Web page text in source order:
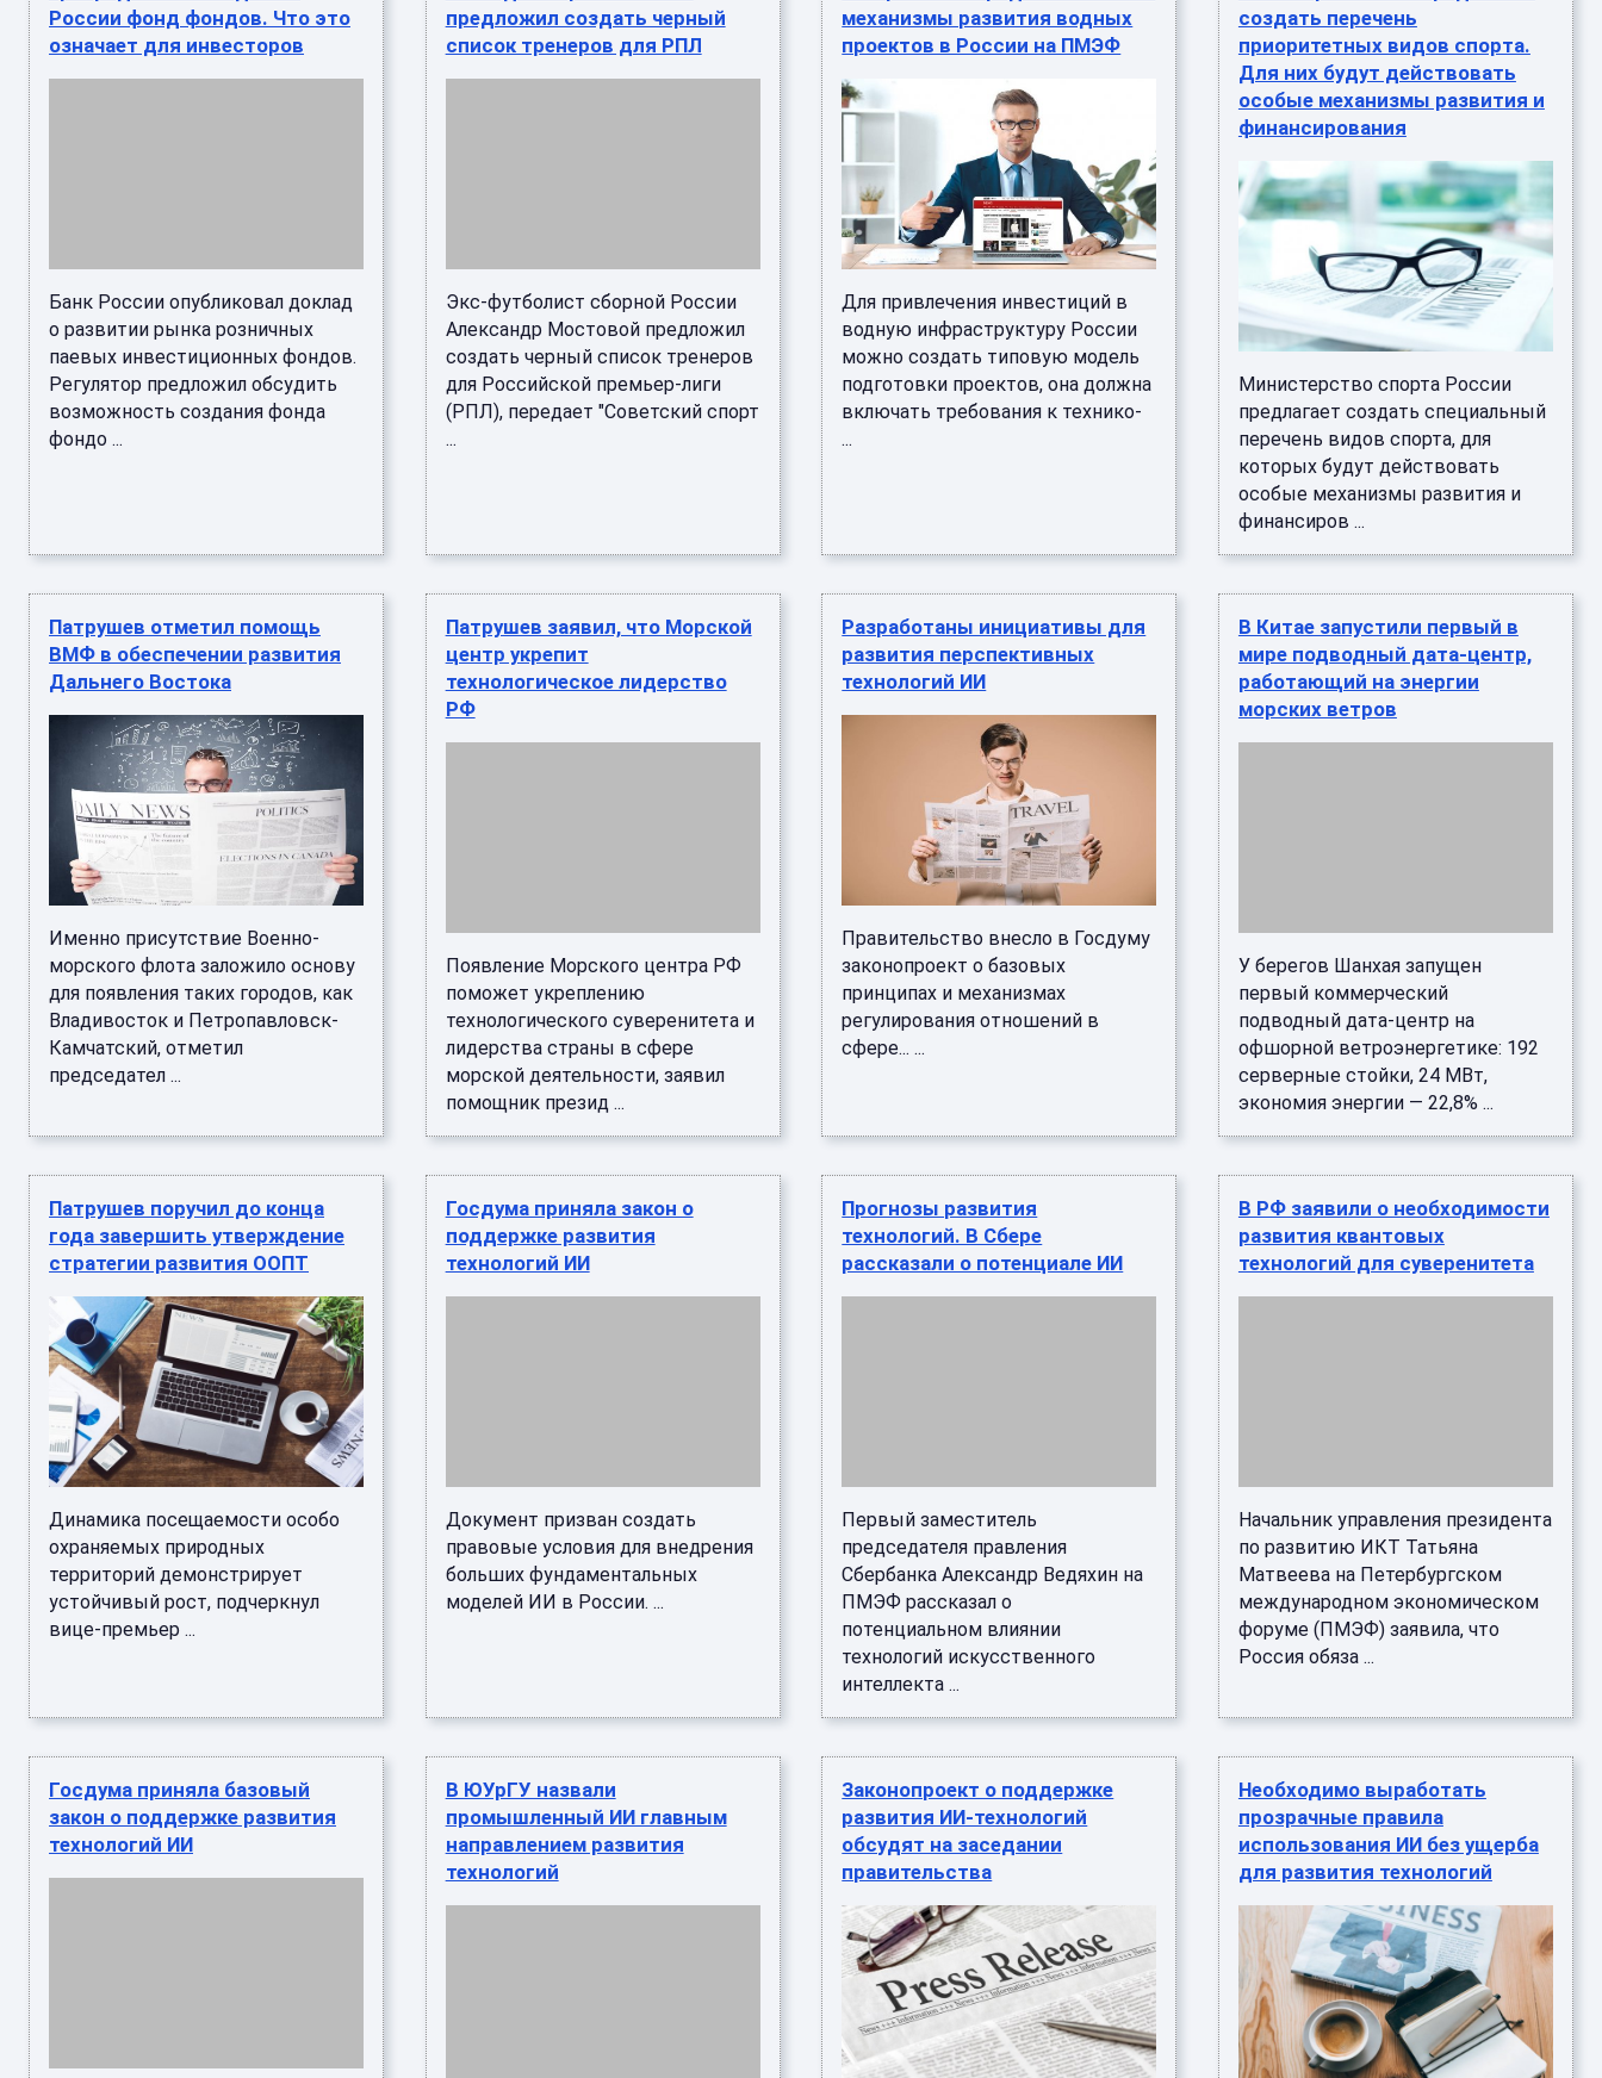
России фонд фондов. Что это
означает для инвесторов
Банк России опубликовал доклад
о развитии рынка розничных
паевых инвестиционных фондов.
Регулятор предложил обсудить
возможность создания фонда
фондо ...
предложил создать черный
список тренеров для РПЛ
Экс-футболист сборной России
Александр Мостовой предложил
создать черный список тренеров
для Российской премьер-лиги
(РПЛ), передает "Советский спорт
...
механизмы развития водных
проектов в России на ПМЭФ
Для привлечения инвестиций в
водную инфраструктуру России
можно создать типовую модель
подготовки проектов, она должна
включать требования к технико-
...
создать перечень
приоритетных видов спорта.
Для них будут действовать
особые механизмы развития и
финансирования
Министерство спорта России
предлагает создать специальный
перечень видов спорта, для
которых будут действовать
особые механизмы развития и
финансиров ...
Патрушев отметил помощь
ВМФ в обеспечении развития
Дальнего Востока
Именно присутствие Военно-
морского флота заложило основу
для появления таких городов, как
Владивосток и Петропавловск-
Камчатский, отметил
председател ...
Патрушев заявил, что Морской
центр укрепит
технологическое лидерство
РФ
Появление Морского центра РФ
поможет укреплению
технологического суверенитета и
лидерства страны в сфере
морской деятельности, заявил
помощник презид ...
Разработаны инициативы для
развития перспективных
технологий ИИ
Правительство внесло в Госдуму
законопроект о базовых
принципах и механизмах
регулирования отношений в
сфере... ...
В Китае запустили первый в
мире подводный дата-центр,
работающий на энергии
морских ветров
У берегов Шанхая запущен
первый коммерческий
подводный дата-центр на
офшорной ветроэнергетике: 192
серверные стойки, 24 МВт,
экономия энергии — 22,8% ...
Патрушев поручил до конца
года завершить утверждение
стратегии развития ООПТ
Динамика посещаемости особо
охраняемых природных
территорий демонстрирует
устойчивый рост, подчеркнул
вице-премьер ...
Госдума приняла закон о
поддержке развития
технологий ИИ
Документ призван создать
правовые условия для внедрения
больших фундаментальных
моделей ИИ в России. ...
Прогнозы развития
технологий. В Сбере
рассказали о потенциале ИИ
Первый заместитель
председателя правления
Сбербанка Александр Ведяхин на
ПМЭФ рассказал о
потенциальном влиянии
технологий искусственного
интеллекта ...
В РФ заявили о необходимости
развития квантовых
технологий для суверенитета
Начальник управления президента
по развитию ИКТ Татьяна
Матвеева на Петербургском
международном экономическом
форуме (ПМЭФ) заявила, что
Россия обяза ...
Госдума приняла базовый
закон о поддержке развития
технологий ИИ
В ЮУрГУ назвали
промышленный ИИ главным
направлением развития
технологий
Законопроект о поддержке
развития ИИ-технологий
обсудят на заседании
правительства
Необходимо выработать
прозрачные правила
использования ИИ без ущерба
для развития технологий